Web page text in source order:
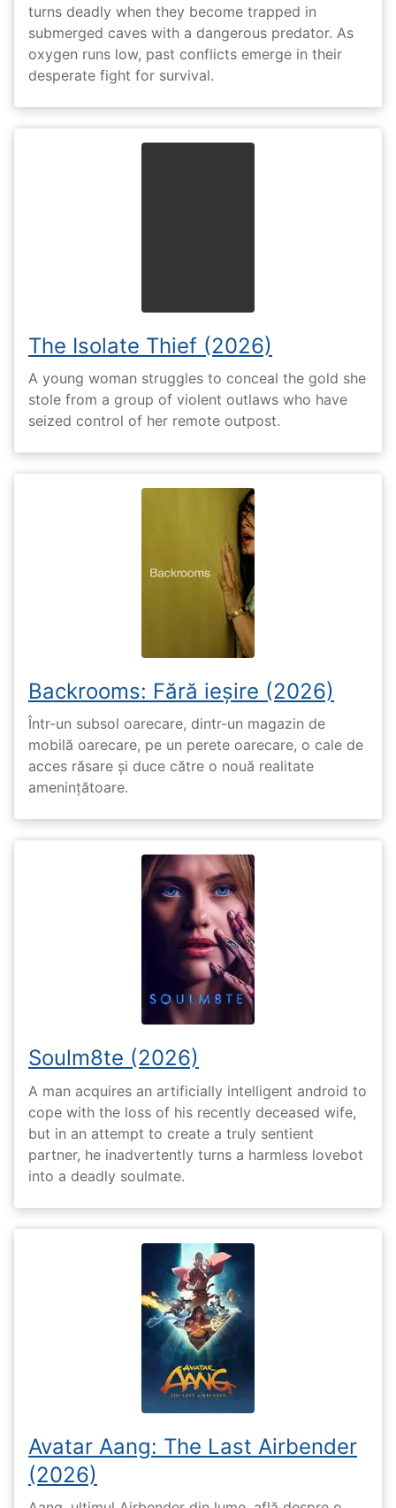
turns deadly when they become trapped in
submerged caves with a dangerous predator. As
oxygen runs low, past conflicts emerge in their
desperate fight for survival.
The Isolate Thief (2026)
A young woman struggles to conceal the gold she
stole from a group of violent outlaws who have
seized control of her remote outpost.
Backrooms: Fără ieșire (2026)
Într-un subsol oarecare, dintr-un magazin de
mobilă oarecare, pe un perete oarecare, o cale de
acces răsare și duce către o nouă realitate
amenințătoare.
Soulm8te (2026)
A man acquires an artificially intelligent android to
cope with the loss of his recently deceased wife,
but in an attempt to create a truly sentient
partner, he inadvertently turns a harmless lovebot
into a deadly soulmate.
Avatar Aang: The Last Airbender
(2026)